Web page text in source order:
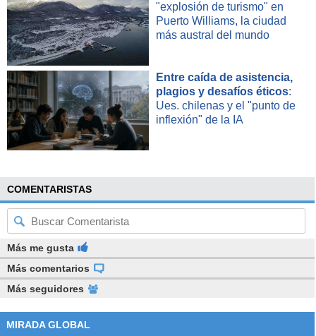
"explosión de turismo" en
Puerto Williams, la ciudad
más austral del mundo
Entre caída de asistencia,
plagios y desafíos éticos:
Ues. chilenas y el "punto de
inflexión" de la IA
COMENTARISTAS
Más me gusta
Más comentarios
Más seguidores
MIRADA GLOBAL